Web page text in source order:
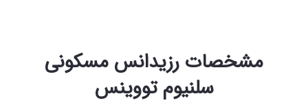
مشخصات رزیدانس مسکونی
سلنیوم تووینس